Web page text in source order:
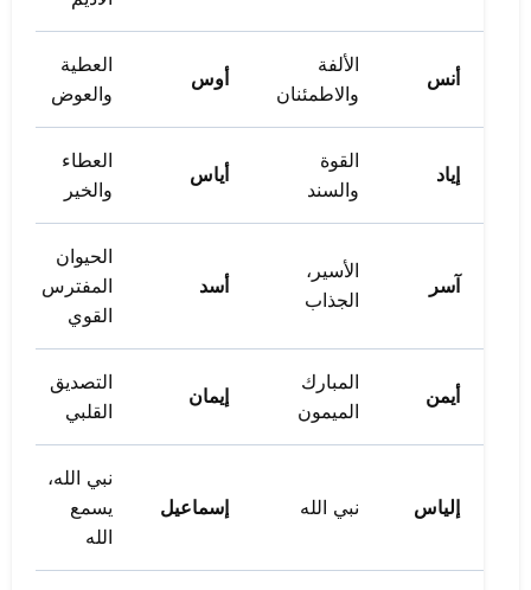
أنس
الألفة
والاطمئنان
أوس
العطية
والعوض
إياد
القوة
والسند
أياس
العطاء
والخير
آسر
الأسير،
الجذاب
أسد
الحيوان
المفترس
القوي
أيمن
المبارك
الميمون
إيمان
التصديق
القلبي
إلياس نبي الله إسماعيل
نبي الله،
يسمع
الله